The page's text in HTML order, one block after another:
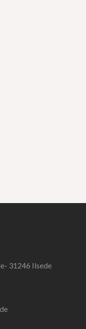
31246 Ilsede